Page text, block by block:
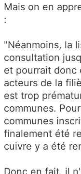
Mais on en
:
"Néanmoins, la
consultation
et pourrait donc
acteurs de la
est trop
communes.
communes
finalement été
cuivre y a été
Donc en fait, il